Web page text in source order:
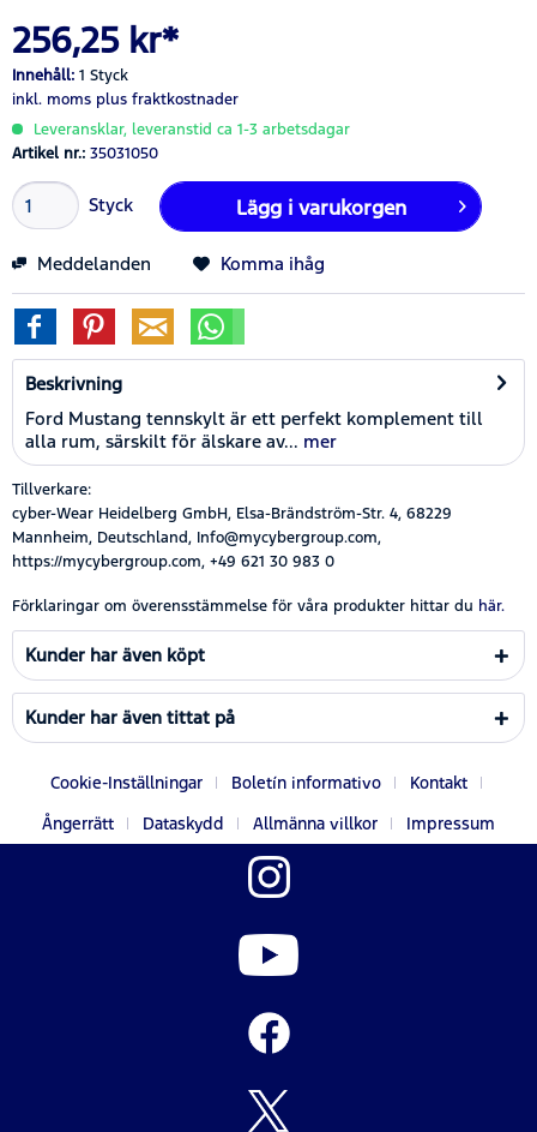
256,25 kr*
Innehåll: 1 Styck
inkl. moms plus fraktkostnader
Leveransklar, leveranstid ca 1-3 arbetsdagar
Artikel nr.: 35031050
Styck Lägg i varukorgen
Meddelanden Komma ihåg
Beskrivning
Ford Mustang tennskylt är ett perfekt komplement till
alla rum, särskilt för älskare av... mer
Tillverkare:
cyber-Wear Heidelberg GmbH, Elsa-Brändström-Str. 4, 68229
Mannheim, Deutschland, Info@mycybergroup.com,
https://mycybergroup.com, +49 621 30 983 0
Förklaringar om överensstämmelse för våra produkter hittar du här.
Kunder har även köpt
Kunder har även tittat på
Cookie-Inställningar Boletín informativo
Kontakt
Ångerrätt
Dataskydd Allmänna villkor Impressum